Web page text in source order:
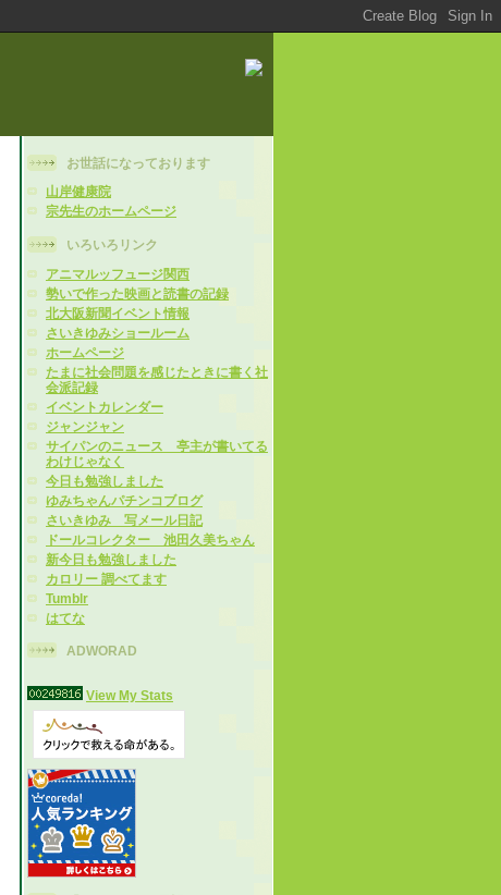
お世話になっております
山岸健康院
宗先生のホームページ
いろいろリンク
アニマルッフュージ関西
勢いで作った映画と読書の記録
北大阪新聞イベント情報
さいきゆみショールーム
ホームページ
たまに社会問題を感じたときに書く社
会派記録
イベントカレンダー
ジャンジャン
サイパンのニュース 亭主が書いてる
わけじゃなく
今日も勉強しました
ゆみちゃんパチンコブログ
さいきゆみ 写メール日記
ドールコレクター 池田久美ちゃん
新今日も勉強しました
カロリー 調べてます
Tumblr
はてな
ADWORAD
View My Stats